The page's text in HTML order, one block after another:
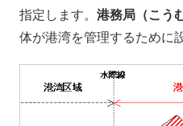
指定します。 港務局（こう
体が港湾を管理するために